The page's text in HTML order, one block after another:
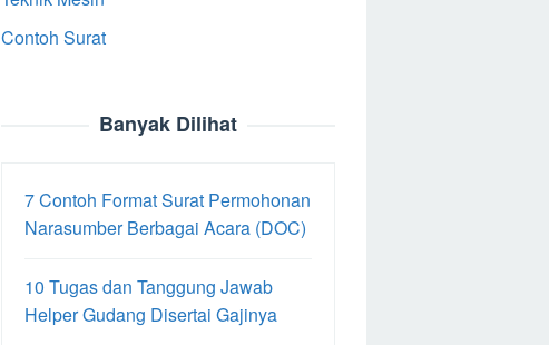
Contoh Surat
Banyak Dilihat
7 Contoh Format Surat Permohonan
Narasumber Berbagai Acara (DOC)
10 Tugas dan Tanggung Jawab
Helper Gudang Disertai Gajinya